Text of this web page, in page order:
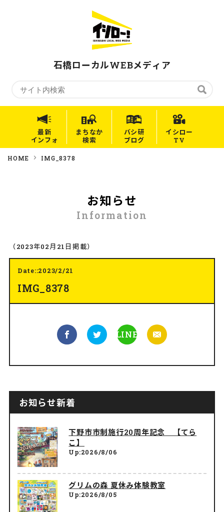
石橋ローカルWEBメディア
最新
インフォ
まちなか
検索
バシ研
ブログ
イシロー
TV
HOME IMG_8378
お知らせ
Information
（2023年02月21日掲載）
Date::2023/2/21
IMG_8378
LINE
お知らせ新着
下野市市制施行20周年記念 【てら
こ】
Up:2026/8/06
グリムの森 夏休み体験教室
Up:2026/8/05